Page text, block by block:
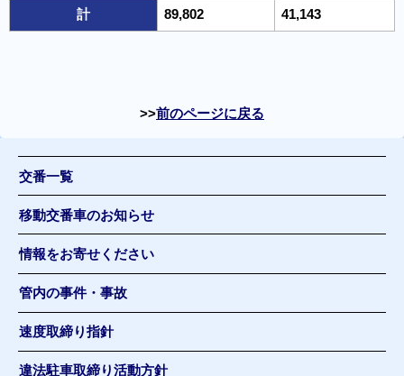
計 89,802 41,143
前のページに戻る
交番一覧
移動交番車のお知らせ
情報をお寄せください
管内の事件・事故
速度取締り指針
違法駐車取締り活動方針